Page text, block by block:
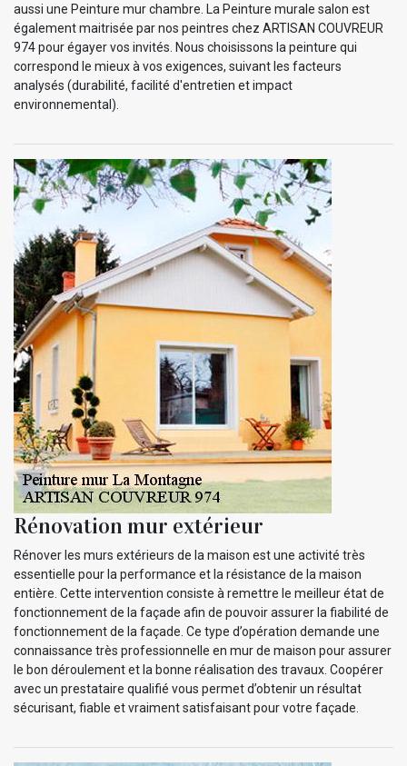
aussi une Peinture mur chambre. La Peinture murale salon est
également maitrisée par nos peintres chez ARTISAN COUVREUR
974 pour égayer vos invités. Nous choisissons la peinture qui
correspond le mieux à vos exigences, suivant les facteurs
analysés (durabilité, facilité d'entretien et impact
environnemental).
Rénovation mur extérieur
Rénover les murs extérieurs de la maison est une activité très
essentielle pour la performance et la résistance de la maison
entière. Cette intervention consiste à remettre le meilleur état de
fonctionnement de la façade afin de pouvoir assurer la fiabilité de
fonctionnement de la façade. Ce type d’opération demande une
connaissance très professionnelle en mur de maison pour assurer
le bon déroulement et la bonne réalisation des travaux. Coopérer
avec un prestataire qualifié vous permet d’obtenir un résultat
sécurisant, fiable et vraiment satisfaisant pour votre façade.